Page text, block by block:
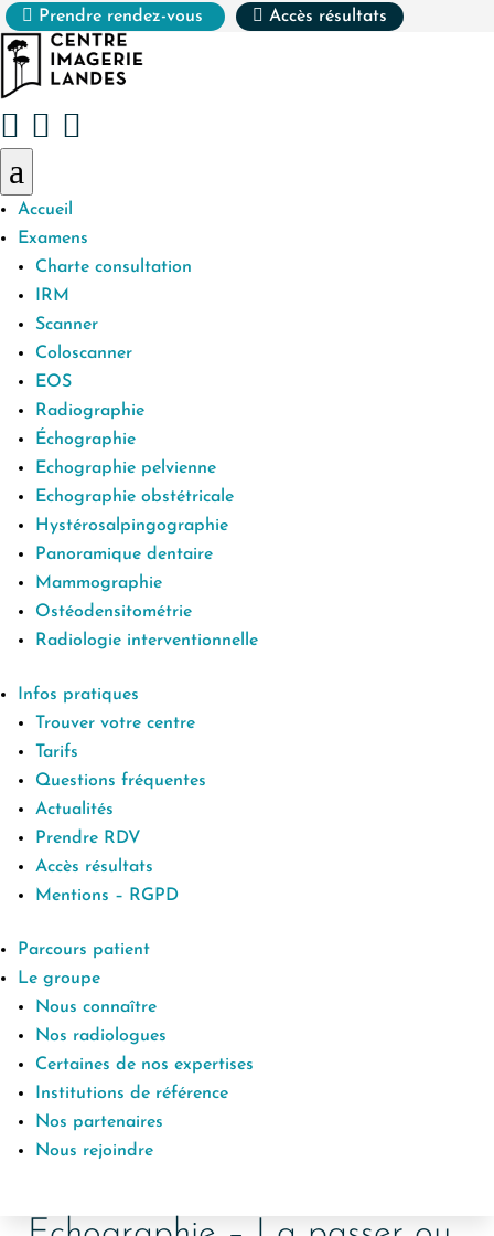
 Prendre rendez-vous  Accès résultats
  
a
Accueil
Examens
Charte consultation
IRM
Scanner
Coloscanner
EOS
Radiographie
Échographie
Echographie pelvienne
Echographie obstétricale
Hystérosalpingographie
Panoramique dentaire
Mammographie
Ostéodensitométrie
Radiologie interventionnelle
Infos pratiques
Trouver votre centre
Tarifs
Questions fréquentes
Actualités
Prendre RDV
Accès résultats
Mentions – RGPD
Parcours patient
Le groupe
Nous connaître
Nos radiologues
Certaines de nos expertises
Institutions de référence
Nos partenaires
Nous rejoindre